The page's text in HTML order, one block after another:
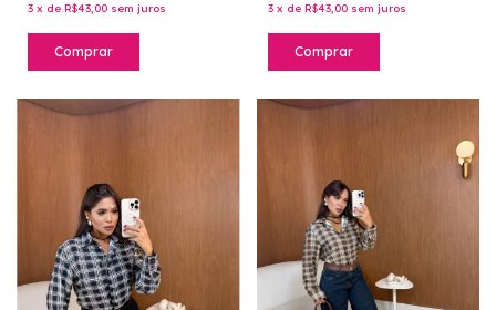
3 x de R$43,00 sem juros
Comprar
3 x de R$43,00 sem juros
Comprar